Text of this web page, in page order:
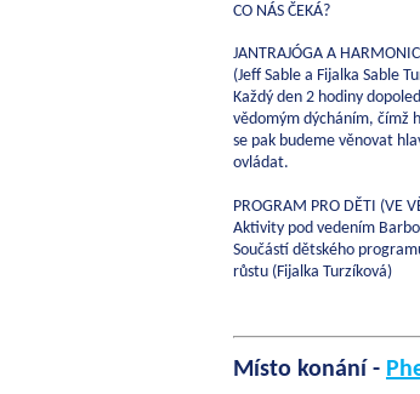
CO NÁS ČEKÁ?
JANTRAJÓGA A
(Jeff Sable a Fijalka Sable
Každý den 2 hodiny
vědomým dýcháním, čímž
se pak budeme věnovat
ovládat.
PROGRAM PRO DĚTI (VE
Aktivity pod vedením
Součástí dětského
růstu (Fijalka Turzíková)
Místo konání -